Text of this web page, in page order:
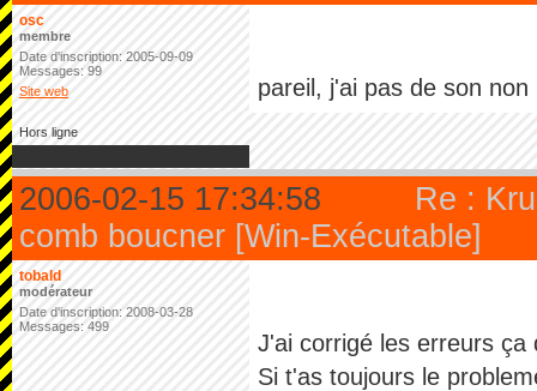
osc
membre
Date d'inscription: 2005-09-09
Messages: 99
Site web
pareil, j'ai pas de son
Hors ligne
2006-02-15 17:34:58
Re :
comb boucner [Win-Exécutable]
tobald
modérateur
Date d'inscription: 2008-03-28
Messages: 499
J'ai corrigé les erreurs
Si t'as toujours le